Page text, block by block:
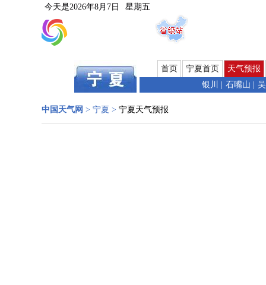
今天是2026年8月7日 星期五
首页 宁夏首页
天气预报
银川
石嘴山
中国天气网 > 宁夏 > 宁夏天气预报